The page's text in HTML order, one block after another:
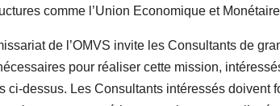
comme l’Union Economique et
de l’OMVS invite les Consultants de
pour réaliser cette mission,
ci-dessus. Les Consultants intéressés doivent